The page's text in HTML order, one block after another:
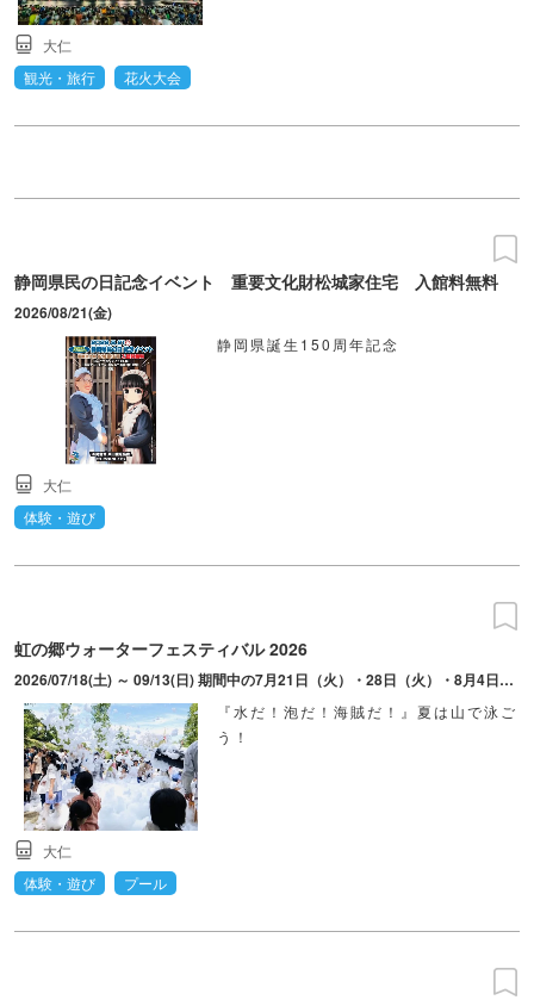
大仁
観光・旅行
花火大会
静岡県民の日記念イベント 重要文化財松城家住宅 入館料無料
2026/08/21(金)
静岡県誕生150周年記念
大仁
体験・遊び
虹の郷ウォーターフェスティバル 2026
2026/07/18(土) ～ 09/13(日) 期間中の7月21日（火）・28日（火）・8月4日（火）・18日（火）・25日（火）・9月1日（火）・8日（火）は休園。
『水だ！泡だ！海賊だ！』夏は山で泳ご
う！
大仁
体験・遊び
プール